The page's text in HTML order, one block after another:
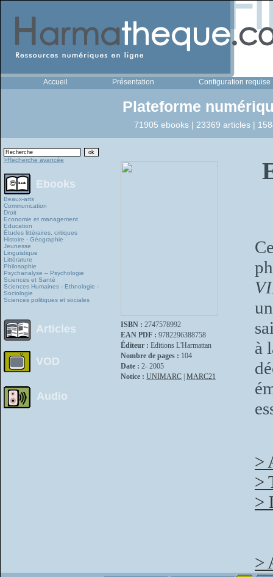
Accueil Présentation Configuration requise
Plateforme
71905 ebooks | 23369 articles |
>Recherche avancée
Ebooks
Beaux-arts
Communication
Droit
Economie et management
Education
Études littéraires, critiques
Histoire - Géographie
Jeunesse
Linguistique
Littérature
Philosophie
Psychanalyse – Psychologie
Sciences et Santé
Sciences Humaines - Ethnologie -
Sociologie
Sciences politiques et sociales
Articles
VOD
Audio
ISBN : 2747578992
EAN PDF : 9782296388758
Éditeur : Editions L'Harmattan
Nombre de pages : 104
Date : 2- 2005
Notice : UNIMARC MARC21
à
>
>
>
>